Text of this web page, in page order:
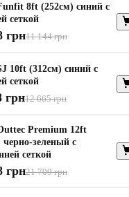
грифом
та лавками
та дисків
лежачи
8ft (252см) синий с
сеткой
грн11 144 грн
10ft (312см) синий с
сеткой
грн12 665 грн
Premium 12ft
черно-зеленый с
сеткой
грн21 709 грн